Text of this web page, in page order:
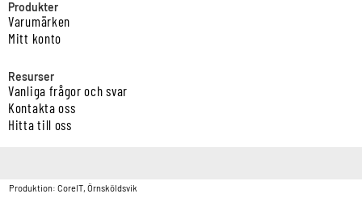
Produkter
Varumärken
Mitt konto
Resurser
Vanliga frågor och svar
Kontakta oss
Hitta till oss
Produktion: CoreIT, Örnsköldsvik